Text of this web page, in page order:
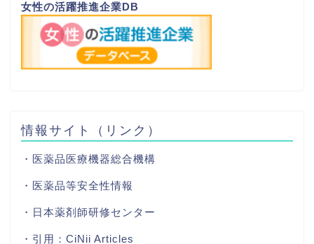
女性の活躍推進企業DB
情報サイト（リンク）
・医薬品医療機器総合機構
・医薬品等安全性情報
・日本薬剤師研修センター
・引用： CiNii Articles